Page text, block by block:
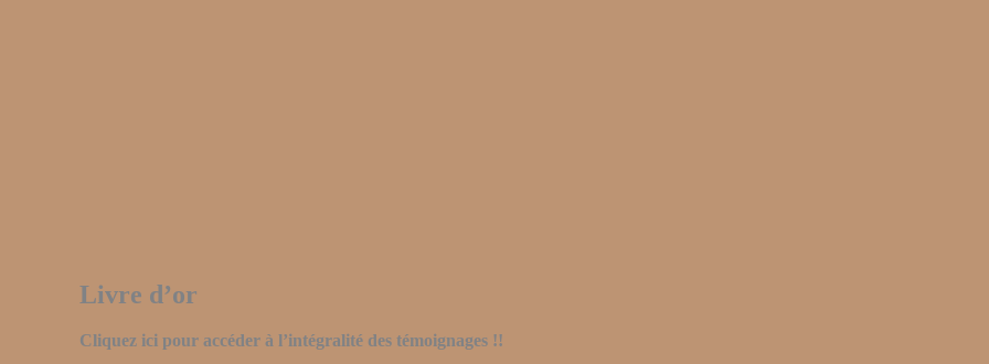
Livre d’or
Cliquez ici pour accéder à l’intégralité des témoignages !!